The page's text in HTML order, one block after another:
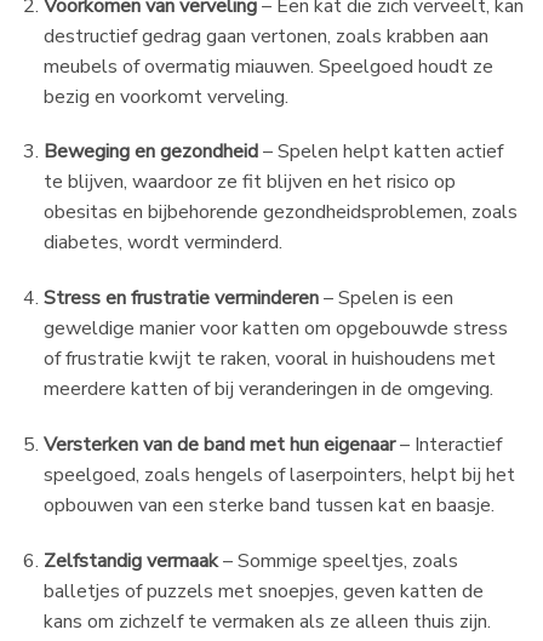
Voorkomen van verveling– Een kat die zich verveelt, kan
destructief gedrag gaan vertonen, zoals krabben aan
meubels of overmatig miauwen. Speelgoed houdt ze
bezig en voorkomt verveling.
Beweging en gezondheid– Spelen helpt katten actief
te blijven, waardoor ze fit blijven en het risico op
obesitas en bijbehorende gezondheidsproblemen, zoals
diabetes, wordt verminderd.
Stress en frustratie verminderen– Spelen is een
geweldige manier voor katten om opgebouwde stress
of frustratie kwijt te raken, vooral in huishoudens met
meerdere katten of bij veranderingen in de omgeving.
Versterken van de band met hun eigenaar– Interactief
speelgoed, zoals hengels of laserpointers, helpt bij het
opbouwen van een sterke band tussen kat en baasje.
Zelfstandig vermaak– Sommige speeltjes, zoals
balletjes of puzzels met snoepjes, geven katten de
kans om zichzelf te vermaken als ze alleen thuis zijn.